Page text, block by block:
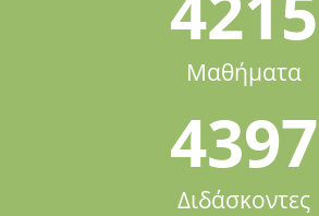
Μαθήματα
4397
Διδάσκοντες